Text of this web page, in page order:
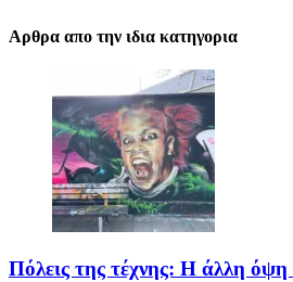
Αρθρα απο την ιδια κατηγορια
Πόλεις της τέχνης: Η άλλη όψη